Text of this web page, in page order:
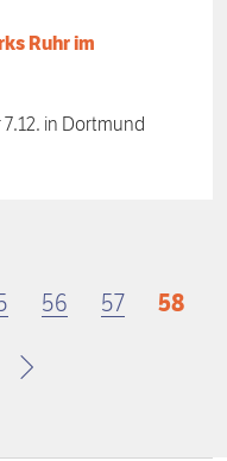
Ruhr im
in Dortmund
Page
56 Page
57 58
Nächste